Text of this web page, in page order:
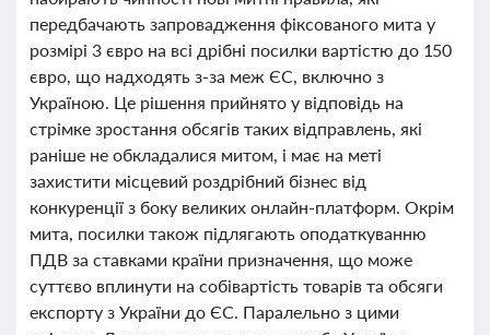
передбачають запровадження фіксованого мита у
розмірі 3 євро на всі дрібні посилки вартістю до 150
євро, що надходять з-за меж ЄС, включно з
Україною. Це рішення прийнято у відповідь на
стрімке зростання обсягів таких відправлень, які
раніше не обкладалися митом, і має на меті
захистити місцевий роздрібний бізнес від
конкуренції з боку великих онлайн-платформ. Окрім
мита, посилки також підлягають оподаткуванню
ПДВ за ставками країни призначення, що може
суттєво вплинути на собівартість товарів та обсяги
експорту з України до ЄС. Паралельно з цими